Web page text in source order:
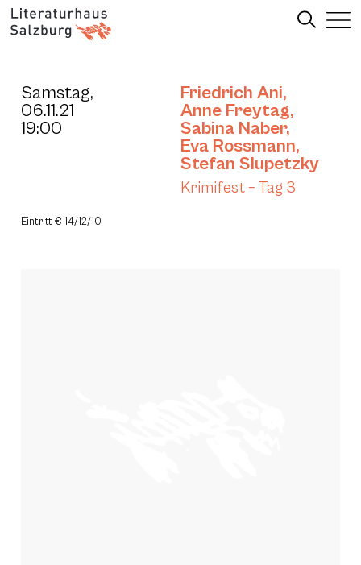
Samstag,
06.11.21
19:00
Friedrich Ani,
Anne Freytag,
Sabina Naber,
Eva Rossmann,
Stefan Slupetzky
Krimifest – Tag 3
Eintritt € 14/12/10